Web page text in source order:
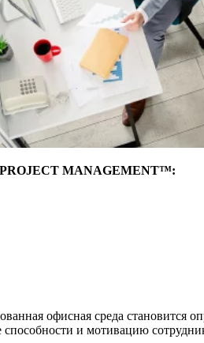
PROJECT MANAGEMENT™:
офисная среда
и мотивацию